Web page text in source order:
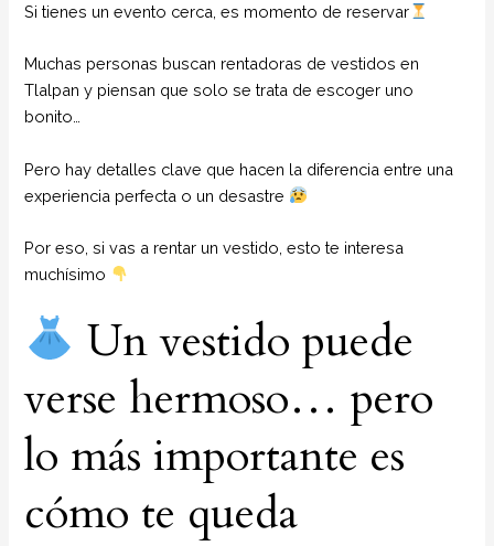
Si tienes un evento cerca, es momento de reservar
Muchas personas buscan rentadoras de vestidos en
Tlalpan y piensan que solo se trata de escoger uno
bonito…
Pero hay detalles clave que hacen la diferencia entre una
experiencia perfecta o un desastre
Por eso, si vas a rentar un vestido, esto te interesa
muchísimo
Un vestido puede
verse hermoso… pero
lo más importante es
cómo te queda